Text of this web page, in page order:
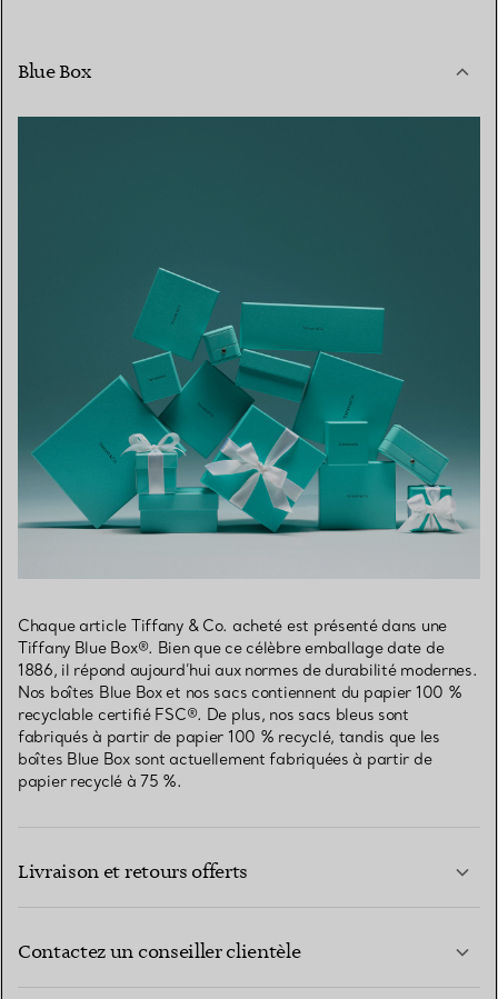
Blue Box
Chaque article Tiffany & Co. acheté est présenté dans une
Tiffany Blue Box®. Bien que ce célèbre emballage date de
1886, il répond aujourd’hui aux normes de durabilité modernes.
Nos boîtes Blue Box et nos sacs contiennent du papier 100 %
recyclable certifié FSC®. De plus, nos sacs bleus sont
fabriqués à partir de papier 100 % recyclé, tandis que les
boîtes Blue Box sont actuellement fabriquées à partir de
papier recyclé à 75 %.
Livraison et retours offerts
Contactez un conseiller clientèle